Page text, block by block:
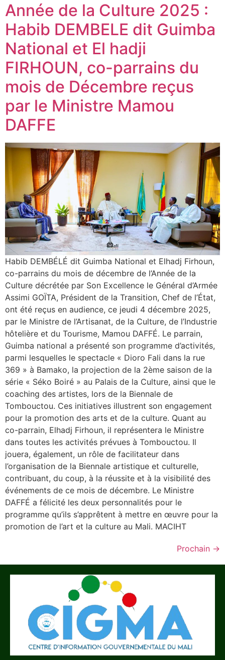
Année de la Culture 2025 :
Habib DEMBELE dit Guimba
National et El hadji
FIRHOUN, co-parrains du
mois de Décembre reçus
par le Ministre Mamou
DAFFE
Habib DEMBÉLÉ dit Guimba National et Elhadj Firhoun,
co-parrains du mois de décembre de l’Année de la
Culture décrétée par Son Excellence le Général d’Armée
Assimi GOÏTA, Président de la Transition, Chef de l’État,
ont été reçus en audience, ce jeudi 4 décembre 2025,
par le Ministre de l’Artisanat, de la Culture, de l’Industrie
hôtelière et du Tourisme, Mamou DAFFÉ. Le parrain,
Guimba national a présenté son programme d’activités,
parmi lesquelles le spectacle « Dioro Fali dans la rue
369 » à Bamako, la projection de la 2ème saison de la
série « Séko Boiré » au Palais de la Culture, ainsi que le
coaching des artistes, lors de la Biennale de
Tombouctou. Ces initiatives illustrent son engagement
pour la promotion des arts et de la culture. Quant au
co-parrain, Elhadj Firhoun, il représentera le Ministre
dans toutes les activités prévues à Tombouctou. Il
jouera, également, un rôle de facilitateur dans
l’organisation de la Biennale artistique et culturelle,
contribuant, du coup, à la réussite et à la visibilité des
événements de ce mois de décembre. Le Ministre
DAFFÉ a félicité les deux personnalités pour le
programme qu’ils s’apprêtent à mettre en œuvre pour la
promotion de l’art et la culture au Mali. MACIHT
Prochain →